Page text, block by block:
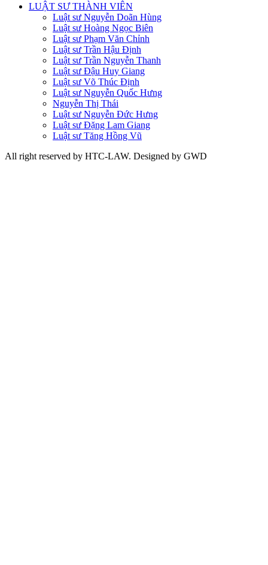
LUẬT SƯ THÀNH VIÊN
Luật sư Nguyễn Doãn Hùng
Luật sư Hoàng Ngọc Biên
Luật sư Phạm Văn Chỉnh
Luật sư Trần Hậu Định
Luật sư Trần Nguyễn Thanh
Luật sư Đậu Huy Giang
Luật sư Võ Thúc Định
Luật sư Nguyễn Quốc Hưng
Nguyễn Thị Thái
Luật sư Nguyễn Đức Hưng
Luật sư Đặng Lam Giang
Luật sư Tăng Hồng Vũ
All right reserved by HTC-LAW. Designed by GWD